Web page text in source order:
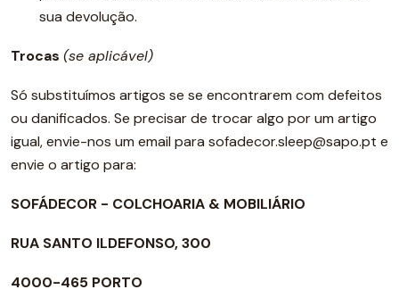
sua devolução.
Trocas (se aplicável)
Só substituímos artigos se se encontrarem com defeitos
ou danificados. Se precisar de trocar algo por um artigo
igual, envie-nos um email para sofadecor.sleep@sapo.pt e
envie o artigo para:
SOFÁDECOR - COLCHOARIA & MOBILIÁRIO
RUA SANTO ILDEFONSO, 300
4000-465 PORTO